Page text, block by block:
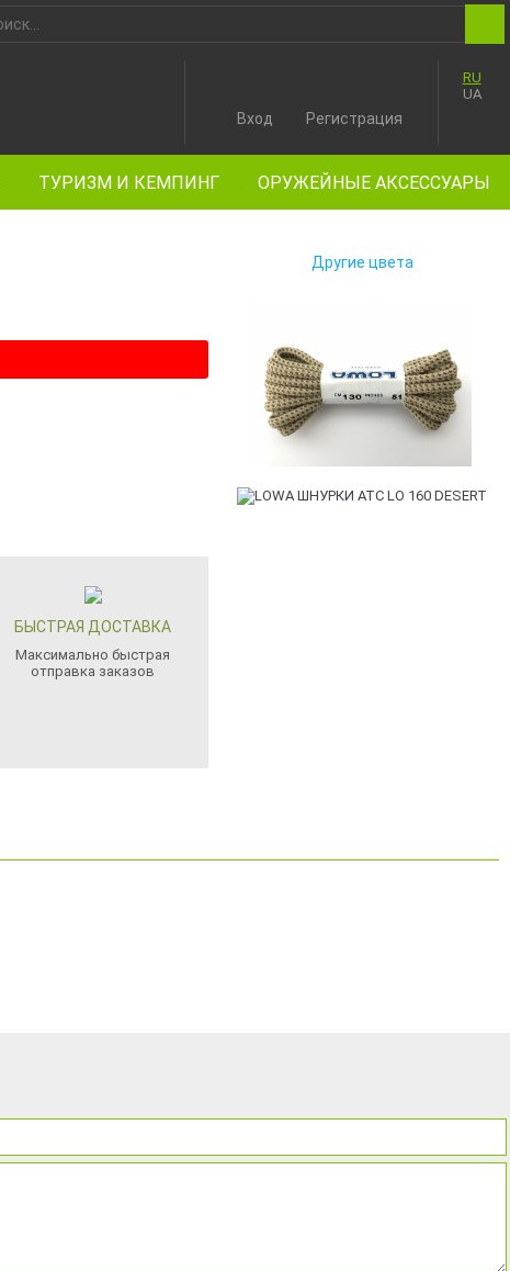
RU
UA
Вход Регистрация
ТУРИЗМ И КЕМПИНГ ОРУЖЕЙНЫЕ АКСЕССУАРЫ
БЫСТРАЯ ДОСТАВКА
Максимально быстрая
отправка заказов
Другие цвета